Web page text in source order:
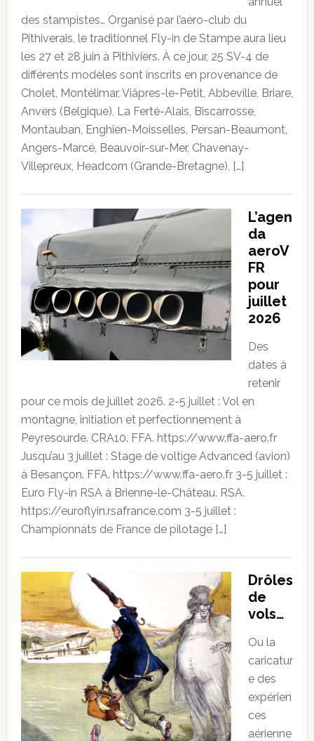
des stampistes… Organisé par l’aéro-club du
Pithiverais, le traditionnel Fly-in de Stampe aura lieu
les 27 et 28 juin à Pithiviers. À ce jour, 25 SV-4 de
différents modèles sont inscrits en provenance de
Cholet, Montélimar, Viâpres-le-Petit, Abbeville, Briare,
Anvers (Belgique), La Ferté-Alais, Biscarrosse,
Montauban, Enghien-Moisselles, Persan-Beaumont,
Angers-Marcé, Beauvoir-sur-Mer, Chavenay-
Villepreux, Headcorn (Grande-Bretagne), […]
L’agen
da
aeroV
FR
pour
juillet
2026
Des
dates à
retenir
pour ce mois de juillet 2026. 2-5 juillet : Vol en
montagne, initiation et perfectionnement à
Peyresourde. CRA10. FFA. https://www.ffa-aero.fr
Jusqu’au 3 juillet : Stage de voltige Advanced (avion)
à Besançon. FFA. https://www.ffa-aero.fr 3-5 juillet :
Euro Fly-in RSA à Brienne-le-Château. RSA.
https://euroflyin.rsafrance.com 3-5 juillet :
Championnats de France de pilotage […]
Drôles
de
vols…
Ou la
caricatur
e des
expérien
ces
aérienne